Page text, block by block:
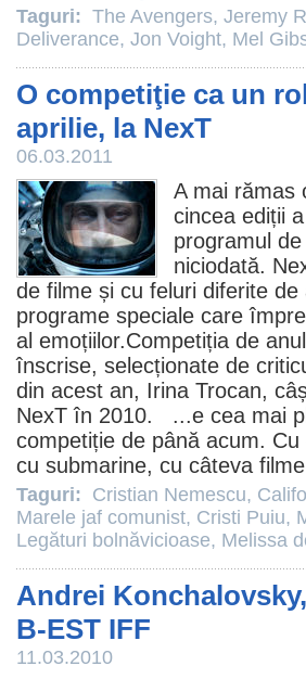
Taguri: The Avengers, Jeremy
Deliverance, Jon Voight, Mel
O competiţie ca un
aprilie, la NexT
06.03.2011
A mai rămas
cincea ediții a
programul
niciodată.
de filme și cu feluri diferite de
programe speciale care
al emoțiilor.Competiția de
înscrise, selecționate de
din acest an, Irina Trocan,
NexT în 2010. ...e cea mai
competiție de până acum.
cu submarine, cu câteva
Taguri: Cristian Nemescu,
Marele jaf comunist, Cristi Puiu,
Legături bolnăvicioase, Melissa
Andrei
B-EST IFF
11.03.2010